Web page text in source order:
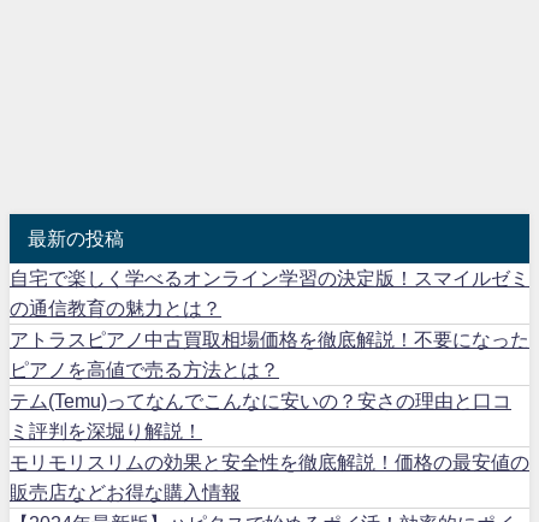
最新の投稿
自宅で楽しく学べるオンライン学習の決定版！スマイルゼミ
の通信教育の魅力とは？
アトラスピアノ中古買取相場価格を徹底解説！不要になった
ピアノを高値で売る方法とは？
テム(Temu)ってなんでこんなに安いの？安さの理由と口コ
ミ評判を深堀り解説！
モリモリスリムの効果と安全性を徹底解説！価格の最安値の
販売店などお得な購入情報